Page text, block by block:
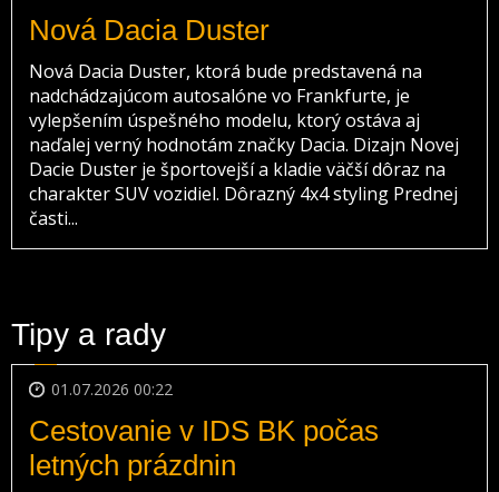
Nová Dacia Duster
Nová Dacia Duster, ktorá bude predstavená na
nadchádzajúcom autosalóne vo Frankfurte, je
vylepšením úspešného modelu, ktorý ostáva aj
naďalej verný hodnotám značky Dacia. Dizajn Novej
Dacie Duster je športovejší a kladie väčší dôraz na
charakter SUV vozidiel. Dôrazný 4x4 styling Prednej
časti...
Tipy a rady
01.07.2026 00:22
Cestovanie v IDS BK počas
letných prázdnin